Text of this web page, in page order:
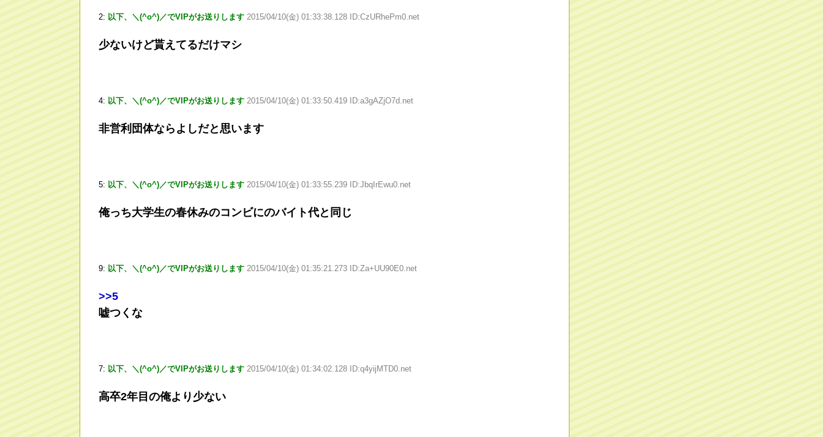
2: 以下、＼(^o^)／でVIPがお送りします 2015/04/10(金) 01:33:38.128 ID:CzURhePm0.net
少ないけど貰えてるだけマシ
4: 以下、＼(^o^)／でVIPがお送りします 2015/04/10(金) 01:33:50.419 ID:a3gAZjO7d.net
非営利団体ならよしだと思います
5: 以下、＼(^o^)／でVIPがお送りします 2015/04/10(金) 01:33:55.239 ID:JbqIrEwu0.net
俺っち大学生の春休みのコンビにのバイト代と同じ
9: 以下、＼(^o^)／でVIPがお送りします 2015/04/10(金) 01:35:21.273 ID:Za+UU90E0.net
>>5
嘘つくな
7: 以下、＼(^o^)／でVIPがお送りします 2015/04/10(金) 01:34:02.128 ID:q4yijMTD0.net
高卒2年目の俺より少ない